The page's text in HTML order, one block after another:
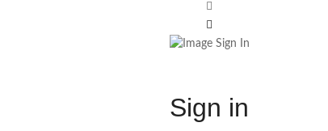
Sign in